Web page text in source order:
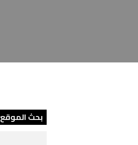
بحث الموقع